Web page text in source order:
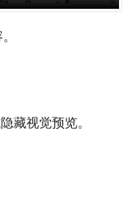
藏视觉预览。